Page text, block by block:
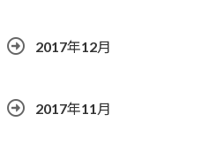
2017年12月
2017年11月